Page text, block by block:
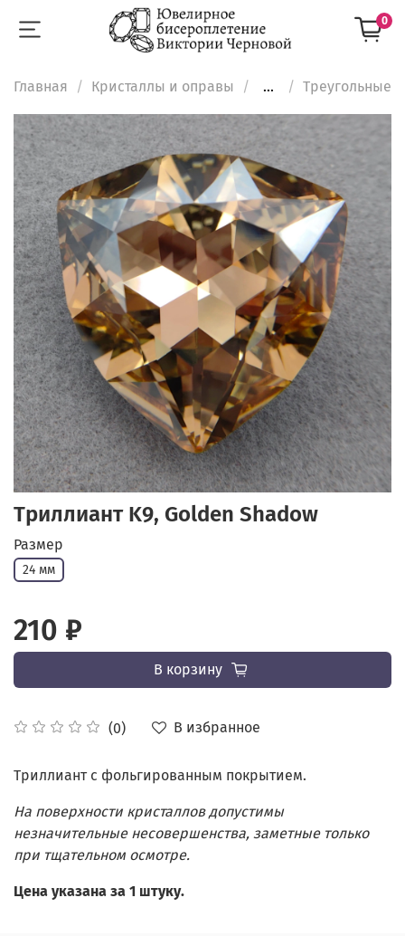
0
Главная Кристаллы и оправы ... Треугольные
Триллиант K9, Golden Shadow
(0) В избранное
Размер
24 мм
210 ₽
В корзину
Триллиант с фольгированным покрытием.
На поверхности кристаллов допустимы
незначительные несовершенства, заметные только
при тщательном осмотре.
Цена указана за 1 штуку.